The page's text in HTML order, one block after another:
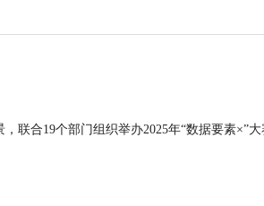
联合19个部门组织举办2025年“数据要素×”大